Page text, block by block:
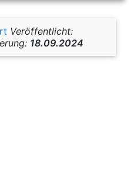
Veröffentlicht:
18.09.2024